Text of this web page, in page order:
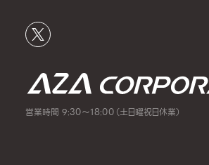
営業時間 9:30～18:00（土日曜祝日休業）